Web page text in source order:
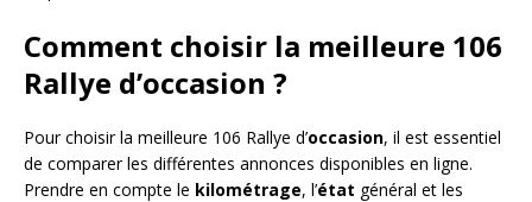
Comment choisir la meilleure 106
Rallye d’occasion ?
Pour choisir la meilleure 106 Rallye d’occasion, il est essentiel
de comparer les différentes annonces disponibles en ligne.
Prendre en compte le kilométrage, l’état général et les